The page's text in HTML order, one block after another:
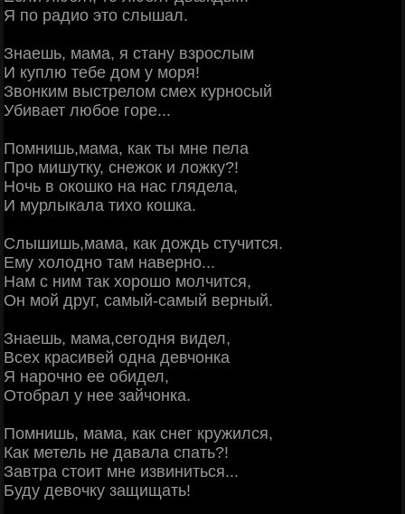
Я по радио это слышал.
Знаешь, мама, я стану взрослым
И куплю тебе дом у моря!
Звонким выстрелом смех курносый
Убивает любое горе...
Помнишь,мама, как ты мне пела
Про мишутку, снежок и ложку?!
Ночь в окошко на нас глядела,
И мурлыкала тихо кошка.
Слышишь,мама, как дождь стучится.
Ему холодно там наверно...
Нам с ним так хорошо молчится,
Он мой друг, самый-самый верный.
Знаешь, мама,сегодня видел,
Всех красивей одна девчонка
Я нарочно ее обидел,
Отобрал у нее зайчонка.
Помнишь, мама, как снег кружился,
Как метель не давала спать?!
Завтра стоит мне извиниться...
Буду девочку защищать!